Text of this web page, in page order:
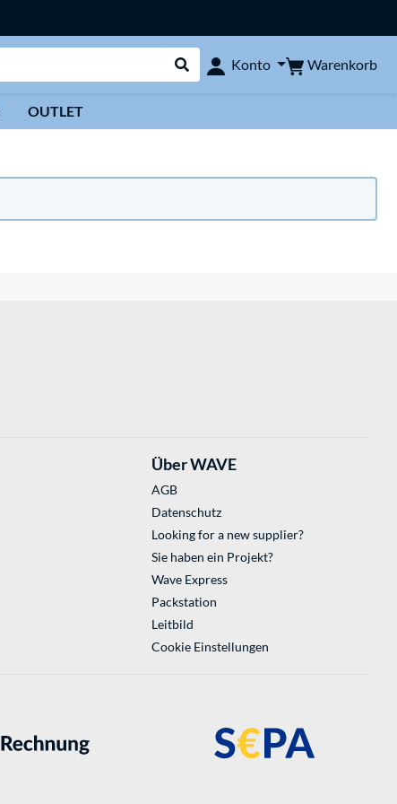
Suche durchführen
Konto Warenkorb
OUTLET
Über WAVE
AGB
Datenschutz
Looking for a new supplier?
Sie haben ein Projekt?
Wave Express
Packstation
Leitbild
Cookie Einstellungen